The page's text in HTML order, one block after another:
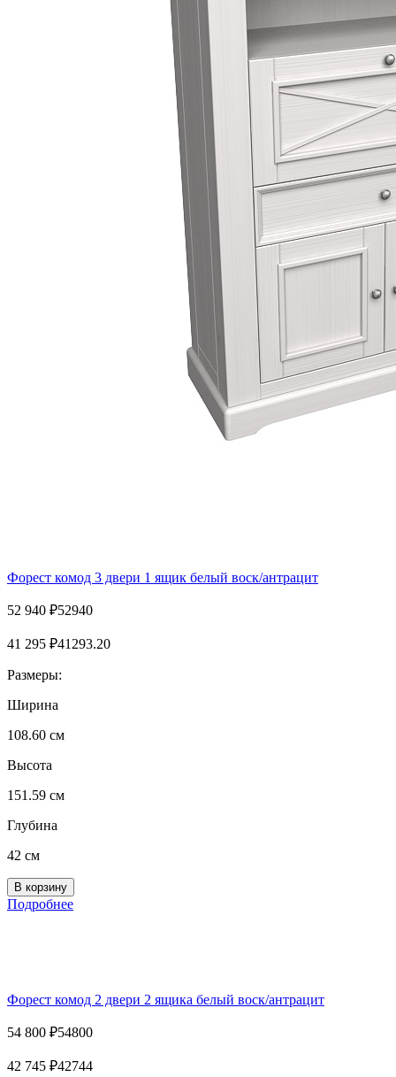
Форест комод 3 двери 1 ящик белый воск/антрацит
52 940 ₽52940
41 295 ₽41293.20
Размеры:
Ширина
108.60 см
Высота
151.59 см
Глубина
42 см
Подробнее
Форест комод 2 двери 2 ящика белый воск/антрацит
54 800 ₽54800
42 745 ₽42744